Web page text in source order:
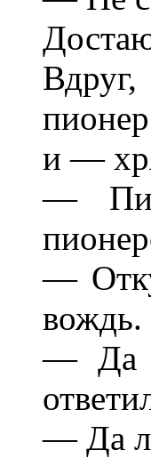
и —
—
—
вождь.
— Да
— Да